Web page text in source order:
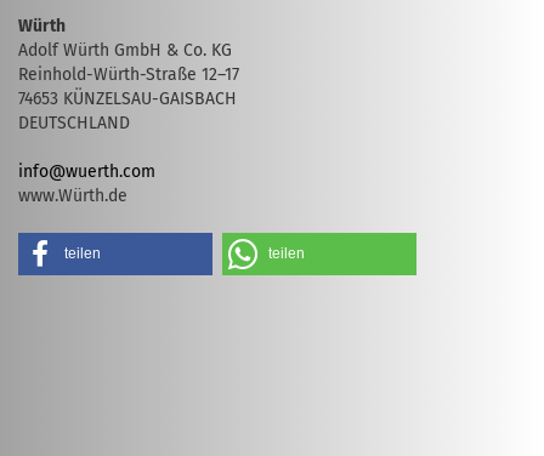
Würth
Adolf Würth GmbH & Co. KG
Reinhold-Würth-Straße 12–17
74653 KÜNZELSAU-GAISBACH
DEUTSCHLAND
info@wuerth.com
www.Würth.de
teilen teilen